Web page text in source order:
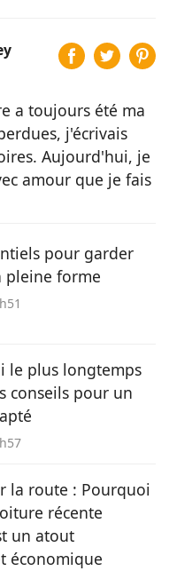
a toujours été ma
j'écrivais
Aujourd'hui, je
amour que je fais
pour garder
pleine forme
le plus longtemps
conseils pour un
la route : Pourquoi
récente
un atout
économique